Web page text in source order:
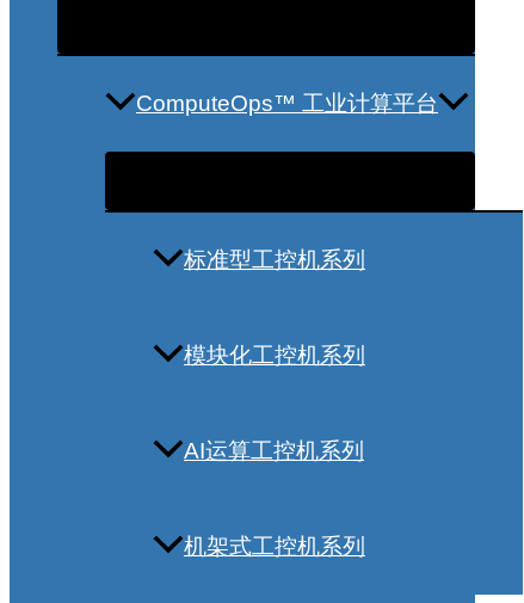
ComputeOps™ 工业计算平台
标准型工控机系列
模块化工控机系列
AI运算工控机系列
机架式工控机系列